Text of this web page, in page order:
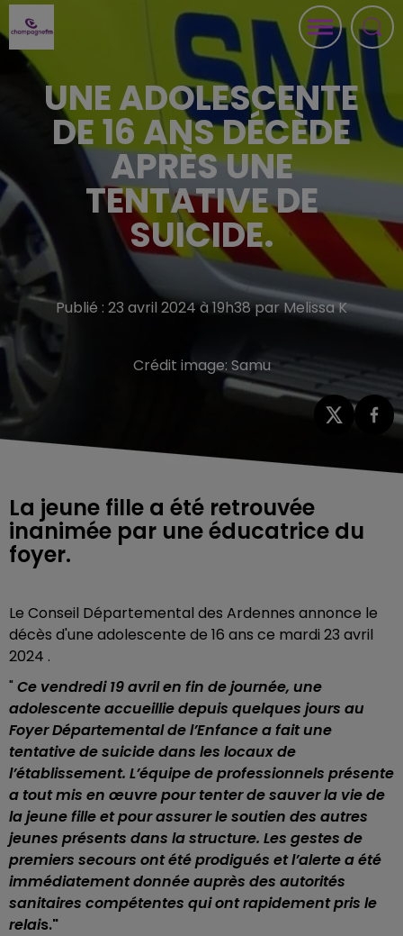
UNE ADOLESCENTE
DE 16 ANS DÉCÈDE
APRÈS UNE
TENTATIVE DE
SUICIDE.
Publié : 23 avril 2024 à 19h38 par Melissa K
Crédit image: Samu
La jeune fille a été retrouvée
inanimée par une éducatrice du
foyer.
Le Conseil Départemental des Ardennes annonce le
décès d'une adolescente de 16 ans ce mardi 23 avril
2024 .
" Ce vendredi 19 avril en fin de journée, une
adolescente accueillie depuis quelques jours au
Foyer Départemental de l’Enfance a fait une
tentative de suicide dans les locaux de
l’établissement. L’équipe de professionnels présente
a tout mis en œuvre pour tenter de sauver la vie de
la jeune fille et pour assurer le soutien des autres
jeunes présents dans la structure. Les gestes de
premiers secours ont été prodigués et l’alerte a été
immédiatement donnée auprès des autorités
sanitaires compétentes qui ont rapidement pris le
relais."